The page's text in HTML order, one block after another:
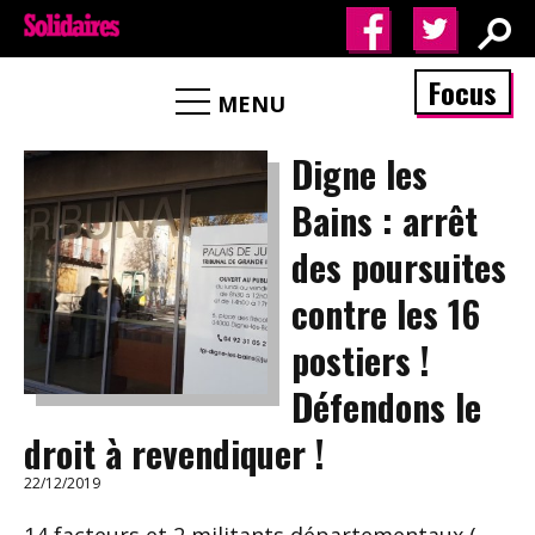
MENU Focus
Digne les
Bains : arrêt
des poursuites
contre les 16
postiers !
Défendons le
droit à revendiquer !
22/12/2019